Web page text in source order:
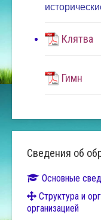
Клятва
Гимн
Сведения об
Основные
Структура и
организацией